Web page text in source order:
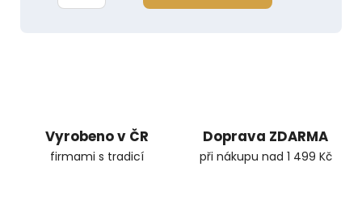
Vyrobeno v ČR
firmami s tradicí
Doprava ZDARMA
při nákupu nad 1 499 Kč